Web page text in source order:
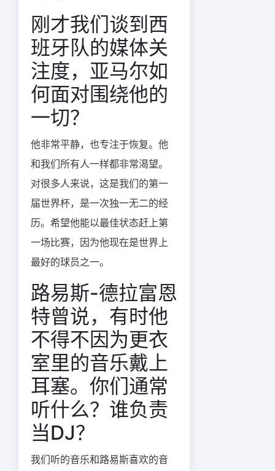
刚才我们谈到西
班牙队的媒体关
注度，亚马尔如
何面对围绕他的
一切？
他非常平静，也专注于恢复。他
和我们所有人一样都非常渴望。
对很多人来说，这是我们的第一
届世界杯，是一次独一无二的经
历。希望他能以最佳状态赶上第
一场比赛，因为他现在是世界上
最好的球员之一。
路易斯-德拉富恩
特曾说，有时他
不得不因为更衣
室里的音乐戴上
耳塞。你们通常
听什么？谁负责
当DJ？
我们听的音乐和路易斯喜欢的音